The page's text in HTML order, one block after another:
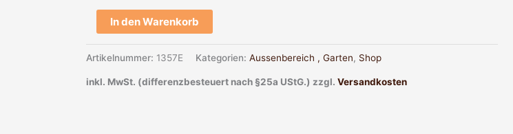
In den Warenkorb
Artikelnummer: 1357E Kategorien: Aussenbereich , Garten, Shop
inkl. MwSt. (differenzbesteuert nach §25a UStG.) zzgl. Versandkosten